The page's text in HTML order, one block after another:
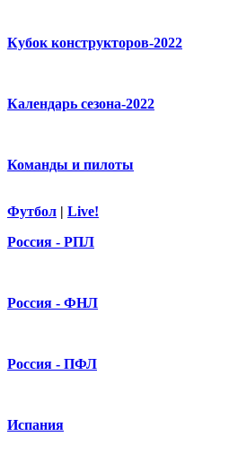
Кубок конструкторов-2022
Календарь сезона-2022
Команды и пилоты
Футбол | Live!
Россия - РПЛ
Россия - ФНЛ
Россия - ПФЛ
Испания